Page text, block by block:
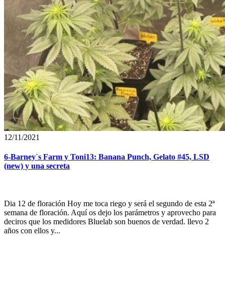
12/11/2021
6-Barney`s Farm y Toni13: Banana Punch, Gelato #45, LSD
(new) y una secreta
Dia 12 de floración Hoy me toca riego y será el segundo de esta 2ª
semana de floración. Aquí os dejo los parámetros y aprovecho para
deciros que los medidores Bluelab son buenos de verdad. llevo 2
años con ellos y...